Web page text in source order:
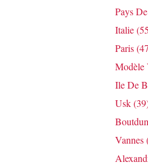
Pays
Italie
Paris
Modèle
Ile De
Usk
Vannes